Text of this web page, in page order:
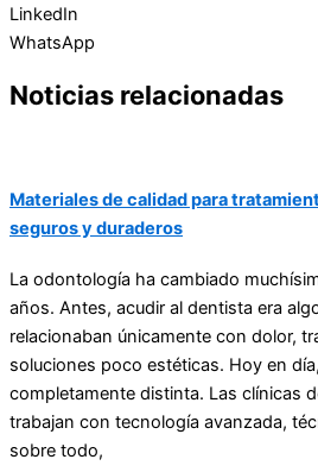
LinkedIn
WhatsApp
Noticias relacionadas
Materiales de calidad para
seguros y duraderos
La odontología ha cambiado
años. Antes, acudir al dentista era
relacionaban únicamente con dolor,
soluciones poco estéticas. Hoy en
completamente distinta. Las clínicas
trabajan con tecnología avanzada,
sobre todo,